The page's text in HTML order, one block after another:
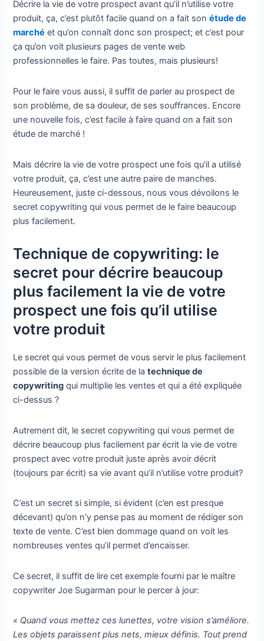
Décrire la vie de votre prospect avant qu’il n’utilise votre
produit, ça, c’est plutôt facile quand on a fait sonétude de
marché et qu’on connaît donc son prospect; et c’est pour
ça qu’on voit plusieurs pages de vente web
professionnelles le faire. Pas toutes, mais plusieurs!
Pour le faire vous aussi, il suffit de parler au prospect de
son problème, de sa douleur, de ses souffrances. Encore
une nouvelle fois, c’est facile à faire quand on a fait son
étude de marché !
Mais décrire la vie de votre prospect une fois qu’il a utilisé
votre produit, ça, c’est une autre paire de manches.
Heureusement, juste ci-dessous, nous vous dévoilons le
secret copywriting qui vous permet de le faire beaucoup
plus facilement.
Technique de copywriting: le
secret pour décrire beaucoup
plus facilement la vie de votre
prospect une fois qu’il utilise
votre produit
Le secret qui vous permet de vous servir le plus facilement
possible de la version écrite de latechnique de
copywriting qui multiplie les ventes et qui a été expliquée
ci-dessus ?
Autrement dit, le secret copywriting qui vous permet de
décrire beaucoup plus facilement par écrit la vie de votre
prospect avec votre produit juste après avoir décrit
(toujours par écrit) sa vie avant qu’il n’utilise votre produit?
C’est un secret si simple, si évident (c’en est presque
décevant) qu’on n’y pense pas au moment de rédiger son
texte de vente. C’est bien dommage quand on voit les
nombreuses ventes qu’il permet d’encaisser.
Ce secret, il suffit de lire cet exemple fourni par le maître
copywriter Joe Sugarman pour le percer à jour:
« Quand vous mettez ces lunettes, votre vision s’améliore.
Les objets paraissent plus nets, mieux définis. Tout prend